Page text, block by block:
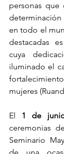
personas
determinación
en todo el
destacadas es
cuya
iluminado el
mujeres
El 1 de
ceremonias
Seminario